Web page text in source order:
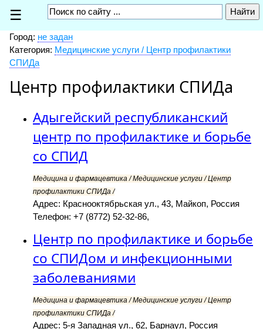
☰
Город: не задан
Категория: Медицинские услуги / Центр профилактики
СПИДа
Центр профилактики СПИДа
Адыгейский республиканский
центр по профилактике и борьбе
со СПИД
Медицина и фармацевтика / Медицинские услуги / Центр
профилактики СПИДа /
Адрес: Краснооктябрьская ул., 43, Майкоп, Россия
Телефон: +7 (8772) 52-32-86,
Центр по профилактике и борьбе
со СПИДом и инфекционными
заболеваниями
Медицина и фармацевтика / Медицинские услуги / Центр
профилактики СПИДа /
Адрес: 5-я Западная ул., 62, Барнаул, Россия